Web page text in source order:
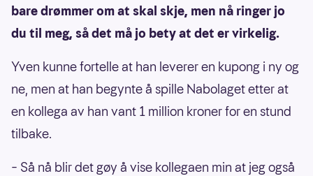
bare drømmer om at skal skje, men nå ringer jo
du til meg, så det må jo bety at det er virkelig.
Yven kunne fortelle at han leverer en kupong i ny og
ne, men at han begynte å spille Nabolaget etter at
en kollega av han vant 1 million kroner for en stund
tilbake.
– Så nå blir det gøy å vise kollegaen min at jeg også